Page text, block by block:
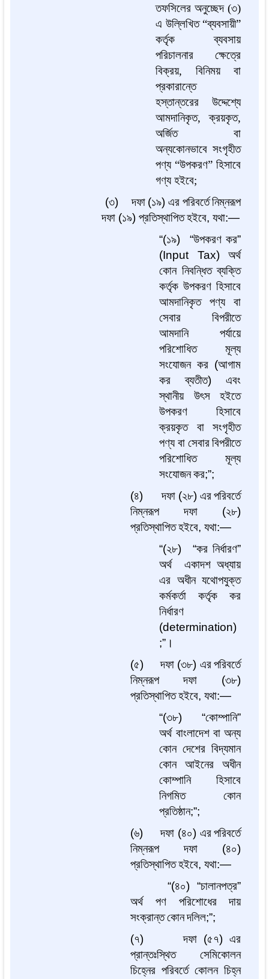
তফসিলের অনুচ্ছেদ (৩)
এ উল্লিখিত “ব্যবসায়ী”
কর্তৃক ব্যবসায়
পরিচালনার ক্ষেত্রে
বিক্রয়, বিনিময় বা
প্রকারান্তে
হস্তান্তরের উদ্দেশ্যে
আমদানিকৃত, ক্রয়কৃত,
অর্জিত বা
অন্যকোনভাবে সংগৃহীত
পণ্য “উপকরণ” হিসাবে
গণ্য হইবে;
(৩)দফা (১৯)এর পরিবর্তে নিম্নরূপ
দফা (১৯)প্রতিস্থাপিতহইবে,যথা:—
“(১৯)“উপকরণ কর”
(Input Tax)অর্থ
কোন নিবন্ধিত ব্যক্তি
কর্তৃক উপকরণ হিসাবে
আমদানিকৃত
পণ্য
বা
সেবার
বিপরীতে
আমদানি
পর্যায়ে
পরিশোধিত
মূল্য
সংযোজন কর(আগাম
কর
ব্যতীত)এবং
স্থানীয়
উৎস
হইতে
উপকরণ
হিসাবে
ক্রয়কৃত
বা
সংগৃহীত
পণ্য বা সেবার বিপরীতে
পরিশোধিত
মূল্য
সংযোজনকর;”;
(৪)দফা(২৮)এর পরিবর্তে
নিম্নরূপ
দফা(২৮)
প্রতিস্থাপিতহইবে,যথা:—
“(২৮) “কর নির্ধারণ”
অর্থ
একাদশ অধ্যায়
এর অধীন যথোপযুক্ত
কর্মকর্তা
কর্তৃক
কর
নির্ধারণ
(determination)
;” ।
(৫)দফা(৩৮) এর পরিবর্তে
নিম্নরূপ
দফা (৩৮)
প্রতিস্থাপিতহইবে,যথা:—
“(৩৮)“কোম্পানি”
অর্থ বাংলাদেশ বা অন্য
কোন দেশের বিদ্যমান
কোন
আইনের
অধীন
কোম্পানি
হিসাবে
নিগমিত
কোন
প্রতিষ্ঠান;”;
(৬)দফা (৪০) এর পরিবর্তে
নিম্নরূপ
দফা(৪০)
প্রতিস্থাপিতহইবে,যথা:—
“(৪০) “চালানপত্র”
অর্থ
পণ পরিশোধের
দায়
সংক্রান্তকোনদলিল;”;
(৭)দফা (৫৭)এর
প্রান্তঃস্থিত
সেমিকোলন
চিহ্নের পরিবর্তে কোলন চিহ্ন